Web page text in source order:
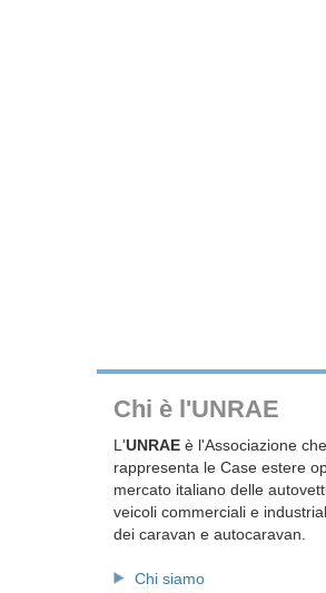
Chi è l'UNRAE
L'UNRAE è l'Associazione che
rappresenta le Case estere
mercato italiano delle
veicoli commerciali e
dei caravan e autocaravan.
Chi siamo